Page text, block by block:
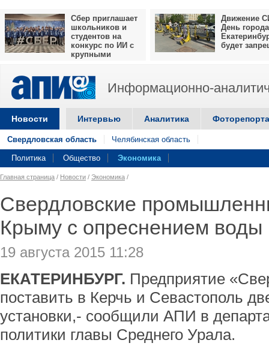
Сбер приглашает
школьников и
студентов на
конкурс по ИИ с
крупными
Движение
День города
будет
Информационно-
Новости Интервью Аналитика
Свердловская область Челябинская область
Политика Общество Экономика
Главная страница / Новости / Экономика /
Свердловские
Крыму с опреснением воды
19 августа 2015 11:28
ЕКАТЕРИНБУРГ. Предприятие
поставить в Керчь и Севастополь
установки,- сообщили АПИ в
политики главы Среднего Урала.